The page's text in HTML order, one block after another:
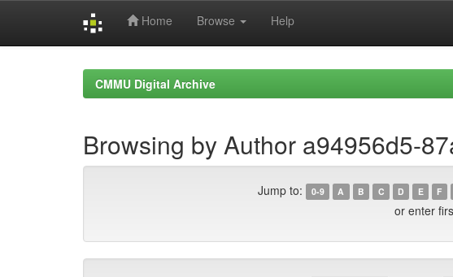
Home Browse Help
CMMU Digital Archive
Browsing by Author a94956d5-
Jump to: 0-9 A B C D E F
or enter